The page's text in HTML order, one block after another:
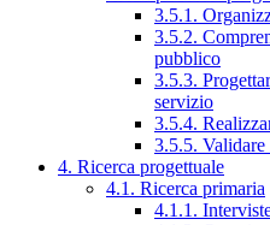
3.5.1.
3.5.2.
pubblico
3.5.3.
servizio
3.5.4.
3.5.5. Validare
4. Ricerca progettuale
4.1. Ricerca primaria
4.1.1.